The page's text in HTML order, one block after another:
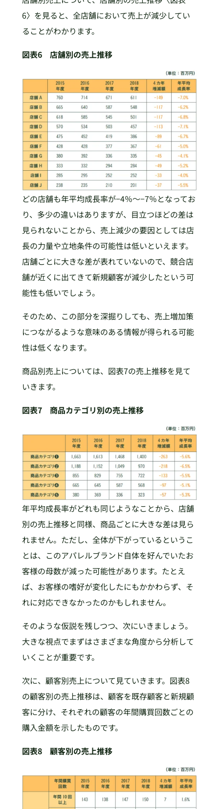
6〉を見ると、全店舗において売上が減少してい
ることがわかります。
図表6 店舗別の売上推移
どの店舗も年平均成長率が−4％～−7％となってお
り、多少の違いはありますが、目立つほどの差は
見られないことから、売上減少の要因としては店
長の力量や立地条件の可能性は低いといえます。
店舗ごとに大きな差が表れていないので、競合店
舗が近くに出てきて新規顧客が減少したという可
能性も低いでしょう。
そのため、この部分を深掘りしても、売上増加策
につながるような意味のある情報が得られる可能
性は低くなります。
商品別売上については、図表7の売上推移を見て
いきます。
図表7 商品カテゴリ別の売上推移
年平均成長率がどれも同じようなことから、店舗
別の売上推移と同様、商品ごとに大きな差は見ら
れません。ただし、全体が下がっているというこ
とは、このアパレルブランド自体を好んでいたお
客様の母数が減った可能性があります。たとえ
ば、お客様の嗜好が変化したにもかかわらず、そ
れに対応できなかったのかもしれません。
そのような仮説を残しつつ、次にいきましょう。
大きな視点でまずはさまざまな角度から分析して
いくことが重要です。
次に、顧客別売上について見ていきます。図表8
の顧客別の売上推移は、顧客を既存顧客と新規顧
客に分け、それぞれの顧客の年間購買回数ごとの
購入金額を示したものです。
図表8 顧客別の売上推移